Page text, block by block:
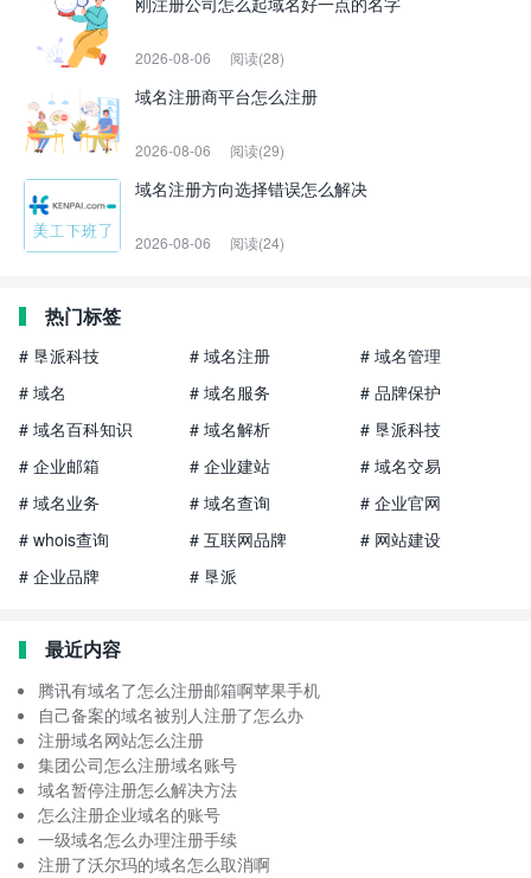
2026-08-06 阅读(28)
域名注册商平台怎么注册
2026-08-06 阅读(29)
域名注册方向选择错误怎么解决
2026-08-06 阅读(24)
热门标签
# 垦派科技 # 域名注册
# 域名管理
# 域名
# 域名服务
# 品牌保护
# 域名百科知识
# 域名解析
# 垦派科技
# 企业邮箱
# 企业建站
# 域名交易
# 域名业务
# 域名查询
# 企业官网
# whois查询
# 互联网品牌
# 网站建设
# 企业品牌
# 垦派
最近内容
腾讯有域名了怎么注册邮箱啊苹果手机
自己备案的域名被别人注册了怎么办
注册域名网站怎么注册
集团公司怎么注册域名账号
域名暂停注册怎么解决方法
怎么注册企业域名的账号
一级域名怎么办理注册手续
注册了沃尔玛的域名怎么取消啊